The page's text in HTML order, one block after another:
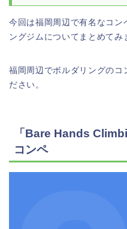
今回は福岡周辺で有名なコン
ングジムについてまとめてみ
福岡周辺でボルダリングのコ
ださい。
「Bare Hands
コンペ